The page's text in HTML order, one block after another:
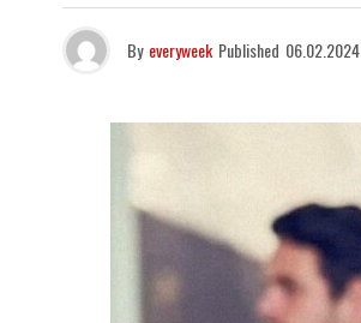
By everyweek Published 06.02.2024